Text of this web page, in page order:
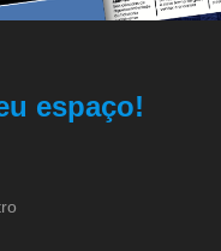
espaço!